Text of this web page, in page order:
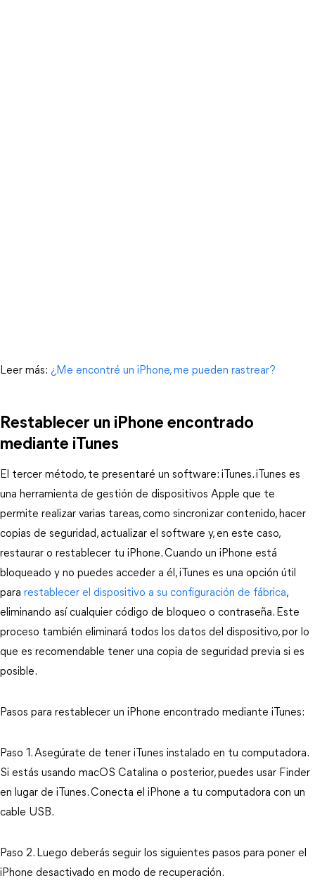
Leer más: ¿Me encontré un iPhone, me pueden rastrear?
Restablecer un iPhone encontrado
mediante iTunes
El tercer método, te presentaré un software: iTunes. iTunes es
una herramienta de gestión de dispositivos Apple que te
permite realizar varias tareas, como sincronizar contenido, hacer
copias de seguridad, actualizar el software y, en este caso,
restaurar o restablecer tu iPhone. Cuando un iPhone está
bloqueado y no puedes acceder a él, iTunes es una opción útil
para restablecer el dispositivo a su configuración de fábrica,
eliminando así cualquier código de bloqueo o contraseña. Este
proceso también eliminará todos los datos del dispositivo, por lo
que es recomendable tener una copia de seguridad previa si es
posible.
Pasos para restablecer un iPhone encontrado mediante iTunes:
Paso 1. Asegúrate de tener iTunes instalado en tu computadora.
Si estás usando macOS Catalina o posterior, puedes usar Finder
en lugar de iTunes. Conecta el iPhone a tu computadora con un
cable USB.
Paso 2. Luego deberás seguir los siguientes pasos para poner el
iPhone desactivado en modo de recuperación.